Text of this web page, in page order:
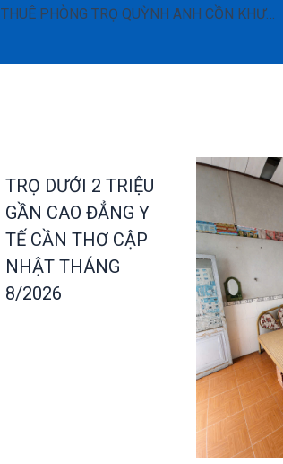
CHO THUÊ PHÒNG TRỌ QUỲNH ANH CỒN KHƯƠNG GẦN CAO ĐẲNG DU LỊCH CẦN THƠ – 2 TRIỆU/ THÁNG
TRỌ DƯỚI 2 TRIỆU
GẦN CAO ĐẲNG Y
TẾ CẦN THƠ CẬP
NHẬT THÁNG
8/2026